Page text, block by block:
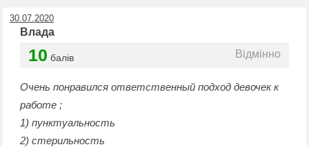
30.07.2020
Влада
10 балів Відмінно
Очень понравился ответственный подход девочек к
работе ;
1) пунктуальность
2) стерильность